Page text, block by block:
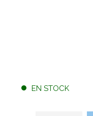
EN STOCK